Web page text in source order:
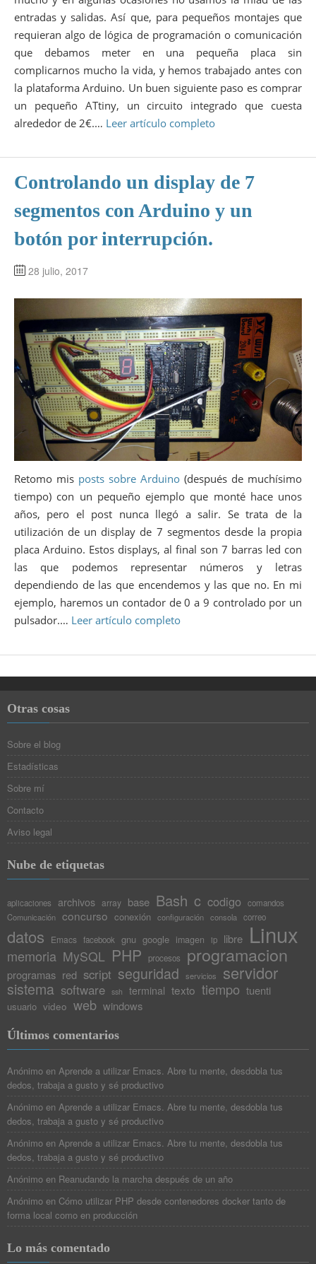
entradas y salidas. Así que, para pequeños montajes que
requieran algo de lógica de programación o comunicación
que debamos meter en una pequeña placa sin
complicarnos mucho la vida, y hemos trabajado antes con
la plataforma Arduino. Un buen siguiente paso es comprar
un pequeño ATtiny, un circuito integrado que cuesta
alrededor de 2€.… Leer artículo completo
Controlando un display de 7
segmentos con Arduino y un
botón por interrupción.
28 julio, 2017
Retomo mis posts sobre Arduino (después de muchísimo
tiempo) con un pequeño ejemplo que monté hace unos
años, pero el post nunca llegó a salir. Se trata de la
utilización de un display de 7 segmentos desde la propia
placa Arduino. Estos displays, al final son 7 barras led con
las que podemos representar números y letras
dependiendo de las que encendemos y las que no. En mi
ejemplo, haremos un contador de 0 a 9 controlado por un
pulsador.… Leer artículo completo
Otras cosas
Sobre el blog
Estadísticas
Sobre mí
Contacto
Aviso legal
Nube de etiquetas
aplicaciones archivos array base Bash c codigo
comandos
Comunicación concurso conexión configuración consola correo
datos Emacs facebook gnu google imagen ip libre Linux
memoria MySQL PHP procesos programacion
programas red script seguridad servicios servidor
sistema software ssh terminal texto tiempo tuenti
usuario video web windows
Últimos comentarios
Anónimo en Aprende a utilizar Emacs. Abre tu mente, desdobla tus
dedos, trabaja a gusto y sé productivo
Anónimo en Aprende a utilizar Emacs. Abre tu mente, desdobla tus
dedos, trabaja a gusto y sé productivo
Anónimo en Aprende a utilizar Emacs. Abre tu mente, desdobla tus
dedos, trabaja a gusto y sé productivo
Anónimo en Reanudando la marcha después de un año
Anónimo en Cómo utilizar PHP desde contenedores docker tanto de
forma local como en producción
Lo más comentado